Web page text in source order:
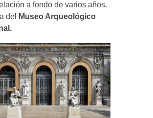
a fondo de varios años.
del
Museo Arqueológico